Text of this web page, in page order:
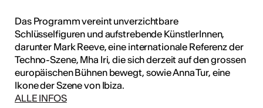
Das Programm vereint unverzichtbare
Schlüsselfiguren und aufstrebende KünstlerInnen,
darunter Mark Reeve, eine internationale Referenz der
Techno-Szene, Mha Iri, die sich derzeit auf den grossen
europäischen Bühnen bewegt, sowie Anna Tur, eine
Ikone der Szene von Ibiza.
ALLE INFOS